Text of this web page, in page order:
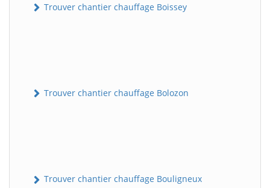
Trouver chantier chauffage Boissey
Trouver chantier chauffage Bolozon
Trouver chantier chauffage Bouligneux